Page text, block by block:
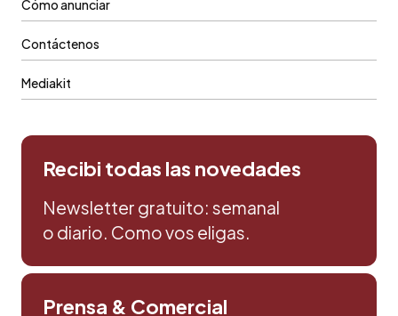
Cómo anunciar
Contáctenos
Mediakit
Recibi todas las novedades
Newsletter gratuito: semanal
o diario. Como vos eligas.
Prensa & Comercial